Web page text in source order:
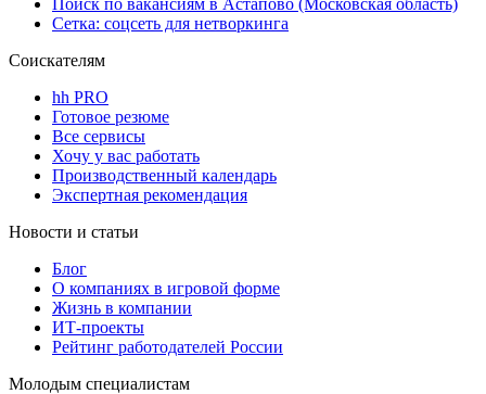
Сетка: соцсеть для нетворкинга
Соискателям
hh PRO
Готовое резюме
Все сервисы
Хочу у вас работать
Производственный календарь
Экспертная рекомендация
Новости и статьи
Блог
О компаниях в игровой форме
Жизнь в компании
ИТ-проекты
Рейтинг работодателей России
Молодым специалистам